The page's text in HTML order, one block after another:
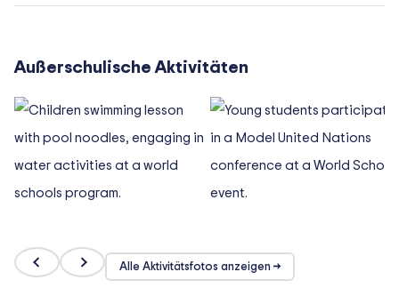
Außerschulische Aktivitäten
Alle Aktivitätsfotos anzeigen →